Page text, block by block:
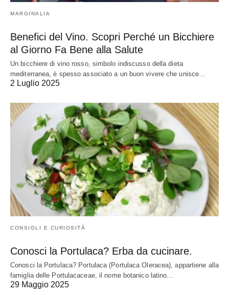
MARGINALIA
Benefici del Vino. Scopri Perché un Bicchiere
al Giorno Fa Bene alla Salute
Un bicchiere di vino rosso, simbolo indiscusso della dieta
mediterranea, è spesso associato a un buon vivere che unisce…
2 Luglio 2025
CONSIGLI E CURIOSITÀ
Conosci la Portulaca? Erba da cucinare.
Conosci la Portulaca? Portulaca (Portulaca Oleracea), appartiene alla
famiglia delle Portulacaceae, il nome botanico latino…
29 Maggio 2025